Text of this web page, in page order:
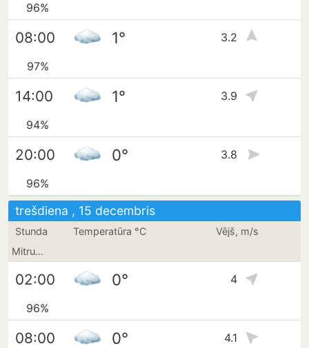
96%
08:00 1° 3.2
97%
14:00 1° 3.9
94%
20:00 0° 3.8
96%
trešdiena , 15 decembris
Stunda Temperatūra °C
Vējš, m/s
Mitrums
02:00 0° 4
96%
08:00 0° 4.1